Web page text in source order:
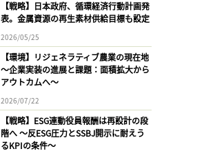
【戦略】日本政府、循環経済行動計画発
表。金属資源の再生素材供給目標も設定
2026/05/25
【環境】リジェネラティブ農業の現在地
〜企業実装の進展と課題：面積拡大から
アウトカムへ〜
2026/07/22
【戦略】ESG連動役員報酬は再設計の段
階へ 〜反ESG圧力とSSBJ開示に耐えう
るKPIの条件〜